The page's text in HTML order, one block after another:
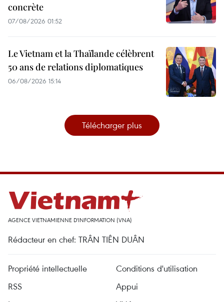
concrète
07/08/2026 01:52
Le Vietnam et la Thaïlande célèbrent
50 ans de relations diplomatiques
06/08/2026 15:14
Télécharger plus
AGENCE VIETNAMIENNE D'INFORMATION (VNA)
Rédacteur en chef: TRÂN TIÊN DUÂN
Propriété intellectuelle
Conditions d'utilisation
RSS
Appui